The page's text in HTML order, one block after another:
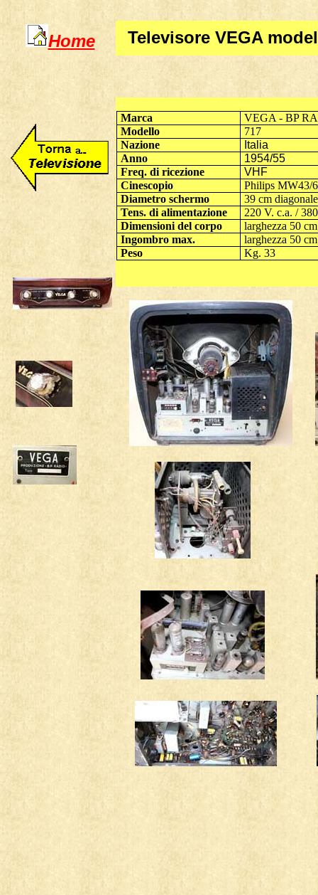
Home Televisore VEGA
Marca
VEGA - BP
Modello
717
Nazione
Italia
Anno
1954/55
Freq. di ricezione
VHF
Cinescopio
Philips MW43/
Diametro schermo
39 cm
Tens. di alimentazione
220 V. c.a. /
Dimensioni del corpo
larghezza 50
Ingombro max.
larghezza 50
Peso
Kg. 33